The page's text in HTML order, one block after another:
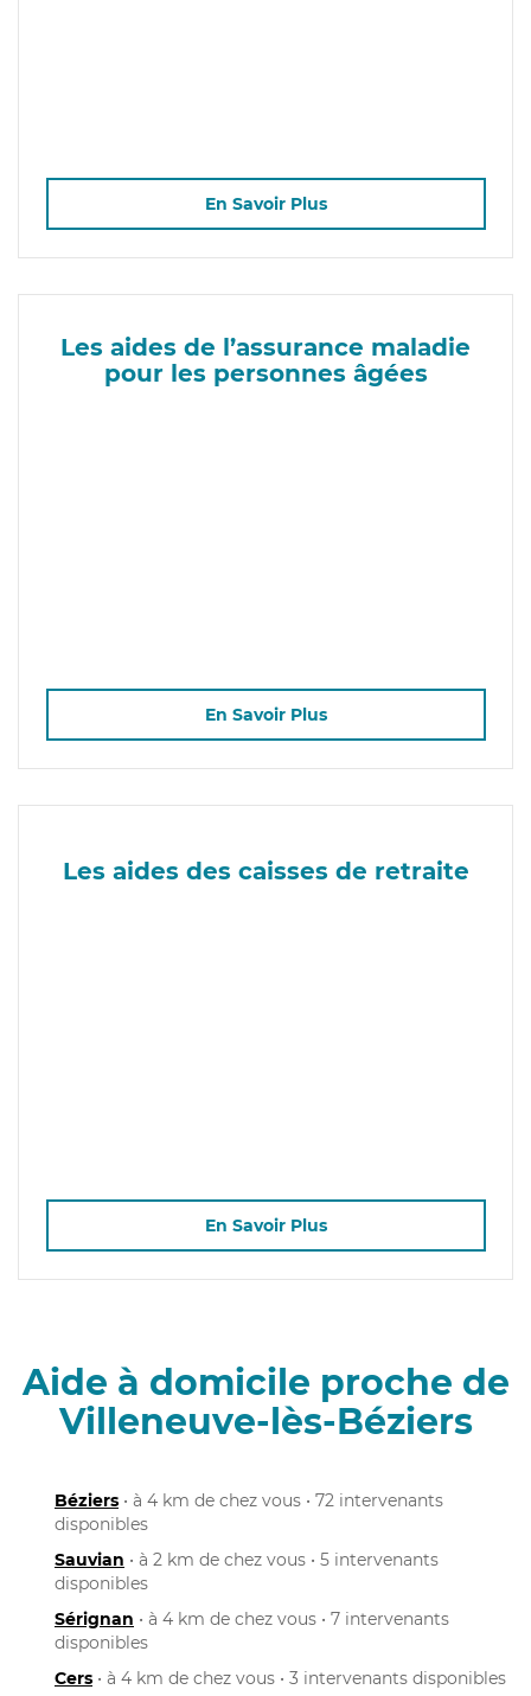
En Savoir Plus
Les aides de l’assurance maladie
pour les personnes âgées
En Savoir Plus
Les aides des caisses de retraite
En Savoir Plus
Aide à domicile proche de
Villeneuve-lès-Béziers
Béziers • à 4 km de chez vous • 72 intervenants
disponibles
Sauvian • à 2 km de chez vous • 5 intervenants
disponibles
Sérignan • à 4 km de chez vous • 7 intervenants
disponibles
Cers • à 4 km de chez vous • 3 intervenants disponibles